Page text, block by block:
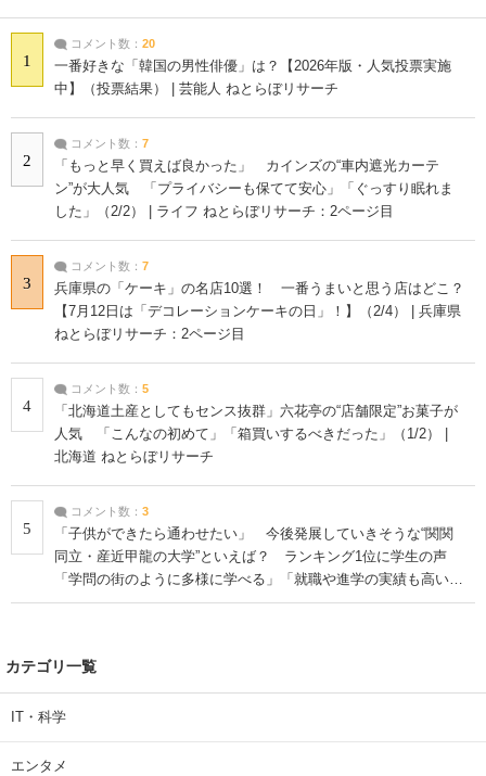
1
コメント数： 20
一番好きな「韓国の男性俳優」は？【2026年版・人気投票実施
中】（投票結果） | 芸能人 ねとらぼリサーチ
2
コメント数： 7
「もっと早く買えば良かった」 カインズの“車内遮光カーテ
ン”が大人気 「プライバシーも保てて安心」「ぐっすり眠れま
した」（2/2） | ライフ ねとらぼリサーチ：2ページ目
3
コメント数： 7
兵庫県の「ケーキ」の名店10選！ 一番うまいと思う店はどこ？
【7月12日は「デコレーションケーキの日」！】（2/4） | 兵庫県
ねとらぼリサーチ：2ページ目
4
コメント数： 5
「北海道土産としてもセンス抜群」六花亭の“店舗限定”お菓子が
人気 「こんなの初めて」「箱買いするべきだった」（1/2） |
北海道 ねとらぼリサーチ
5
コメント数： 3
「子供ができたら通わせたい」 今後発展していきそうな“関関
同立・産近甲龍の大学”といえば？ ランキング1位に学生の声
「学問の街のように多様に学べる」「就職や進学の実績も高い」
| 大学 ねとらぼリサーチ
カテゴリ一覧
IT・科学
エンタメ